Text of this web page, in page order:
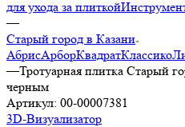
для ухода за плиткой
—
Старый город в Казани
АбрисАрборКвадратКлассико
—Тротуарная плитка Старый
черным
Артикул: 00-00007381
3D-Визуализатор